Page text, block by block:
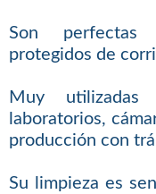
Son perfectas
protegidos de
Muy utilizadas
laboratorios,
producción con
Su limpieza es